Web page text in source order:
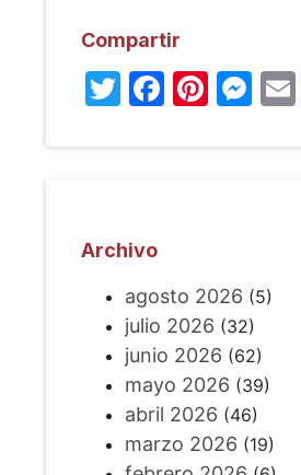
Compartir
Twitter
Archivo
agosto 2026 (5)
julio 2026 (32)
junio 2026 (62)
mayo 2026 (39)
abril 2026 (46)
marzo 2026 (19)